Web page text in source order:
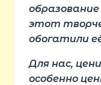
образование
этот
обогатили
Для нас,
особенно